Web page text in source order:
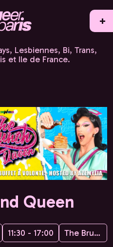
+
Lesbiennes, Bi, Trans,
et Ile de France.
Queen
11:30 - 17:00 The Brunch and Queen